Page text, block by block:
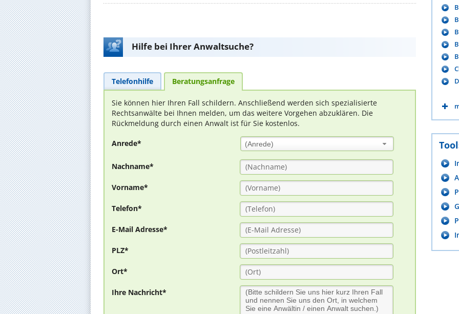
Hilfe bei Ihrer Anwaltsuche?
Telefonhilfe Beratungsanfrage
Sie können hier Ihren Fall schildern. Anschließend werden sich spezialisierte
Rechtsanwälte bei Ihnen melden, um das weitere Vorgehen abzuklären. Die
Rückmeldung durch einen Anwalt ist für Sie kostenlos.
Anrede* (Anrede)
Nachname*
Vorname*
Telefon*
E-Mail Adresse*
PLZ*
Ort*
Ihre Nachricht*